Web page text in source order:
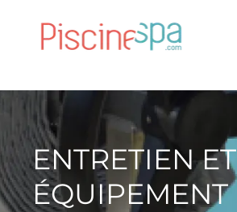
ENTRETIEN ET
ÉQUIPEMENT